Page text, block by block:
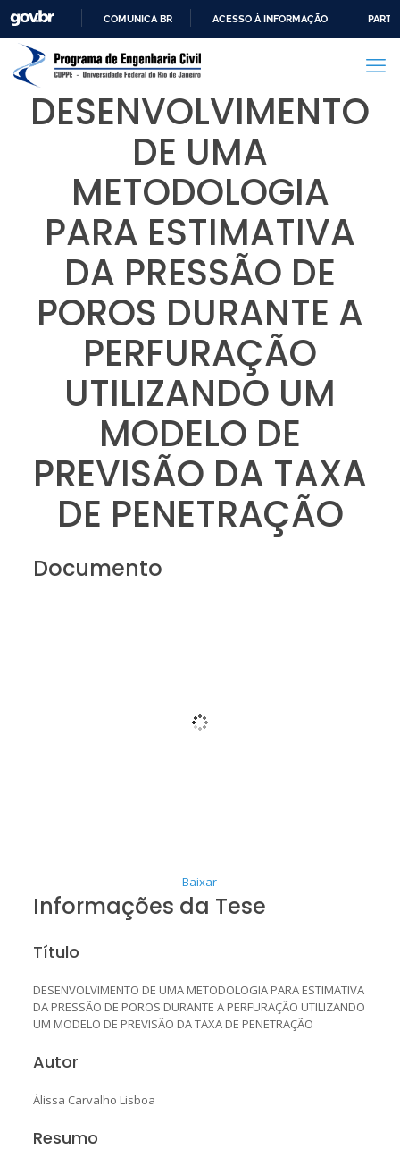
PARA
CONTEÚDO
COMUNICA BR ACESSO À INFORMAÇÃO
DESENVOLVIMENTO
DE UMA
METODOLOGIA
PARA ESTIMATIVA
DA PRESSÃO DE
POROS DURANTE A
PERFURAÇÃO
UTILIZANDO UM
MODELO DE
PREVISÃO DA TAXA
DE PENETRAÇÃO
Documento
Baixar
Informações da Tese
Título
DESENVOLVIMENTO DE UMA METODOLOGIA PARA ESTIMATIVA
DA PRESSÃO DE POROS DURANTE A PERFURAÇÃO UTILIZANDO
UM MODELO DE PREVISÃO DA TAXA DE PENETRAÇÃO
Autor
Álissa Carvalho Lisboa
Resumo